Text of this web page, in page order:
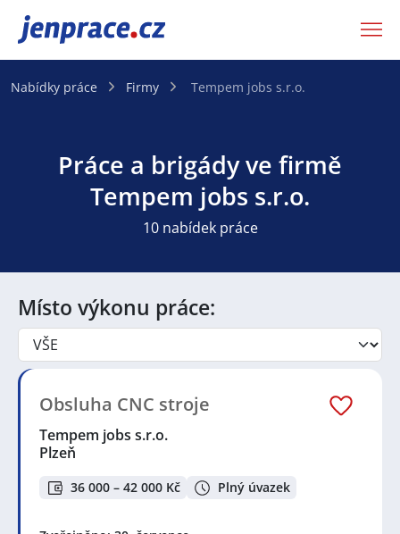
JenPráce.cz
Nabídky práce Firmy Tempem jobs s.r.o.
Práce a brigády ve firmě
Tempem jobs s.r.o.
10 nabídek práce
Místo výkonu práce:
Obsluha CNC stroje
Tempem jobs s.r.o.
Plzeň
36 000 – 42 000 Kč Plný úvazek